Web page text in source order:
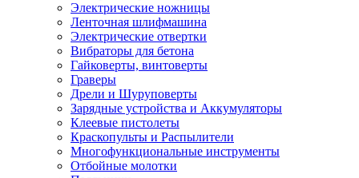
Электрические ножницы
Ленточная шлифмашина
Электрические отвертки
Вибраторы для бетона
Гайковерты, винтоверты
Граверы
Дрели и Шуруповерты
Зарядные устройства и Аккумуляторы
Клеевые пистолеты
Краскопульты и Распылители
Многофункциональные инструменты
Отбойные молотки